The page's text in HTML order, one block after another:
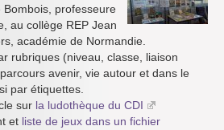
Bombois, professeure
au collège REP Jean
académie de Normandie.
rubriques (niveau, classe, liaison
avenir, vie autour et dans le
par étiquettes.
sur la ludothèque du CDI
et liste de jeux dans un fichier